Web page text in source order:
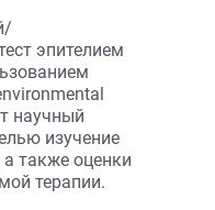
эпителием
научный
изучение
а также оценки
терапии.